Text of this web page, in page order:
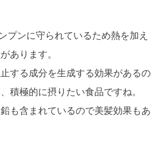
プンに守られているため熱を加え
あります。
する成分を生成する効果があるの
積極的に摂りたい食品ですね。
も含まれているので美髪効果もあ